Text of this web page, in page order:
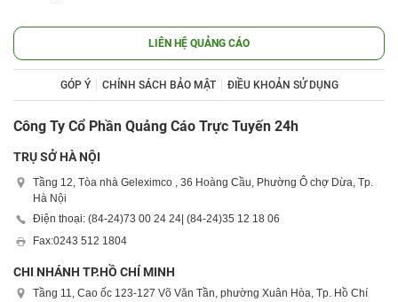
LIÊN HỆ QUẢNG CÁO
GÓP Ý CHÍNH SÁCH BẢO MẬT ĐIỀU KHOẢN SỬ DỤNG
Công Ty Cổ Phần Quảng Cáo Trực Tuyến 24h
TRỤ SỞ HÀ NỘI
Tầng 12, Tòa nhà Geleximco , 36 Hoàng Cầu, Phường Ô chợ Dừa, Tp.
Hà Nội
Điện thoại: (84-24)73 00 24 24| (84-24)35 12 18 06
Fax:0243 512 1804
CHI NHÁNH TP.HỒ CHÍ MINH
Tầng 11, Cao ốc 123-127 Võ Văn Tần, phường Xuân Hòa, Tp. Hồ Chí